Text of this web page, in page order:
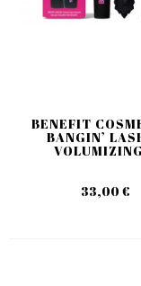
BENEFIT
BANGIN’
33,00 €